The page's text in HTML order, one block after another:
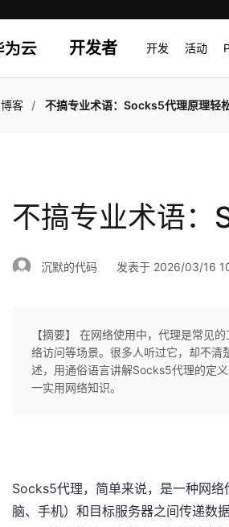
开发者 开发 活动
博客 不搞专业术语：Socks5代理原理轻
不搞专业术语：
沉默的代码 发表于 2026/03/16
【摘要】 在网络使用中，代理是常见
络访问等场景。很多人听过它，却不
述，用通俗语言讲解Socks5代理的定
一实用网络知识。
Socks5代理，简单来说，是一种网络
脑、手机）和目标服务器之间传递数